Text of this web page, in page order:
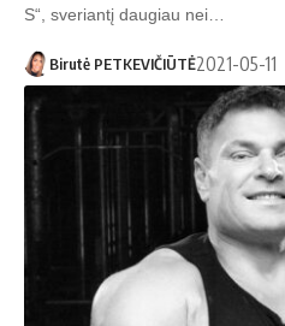
S“, sveriantį daugiau nei…
Birutė PETKEVIČIŪTĖ2021-05-11